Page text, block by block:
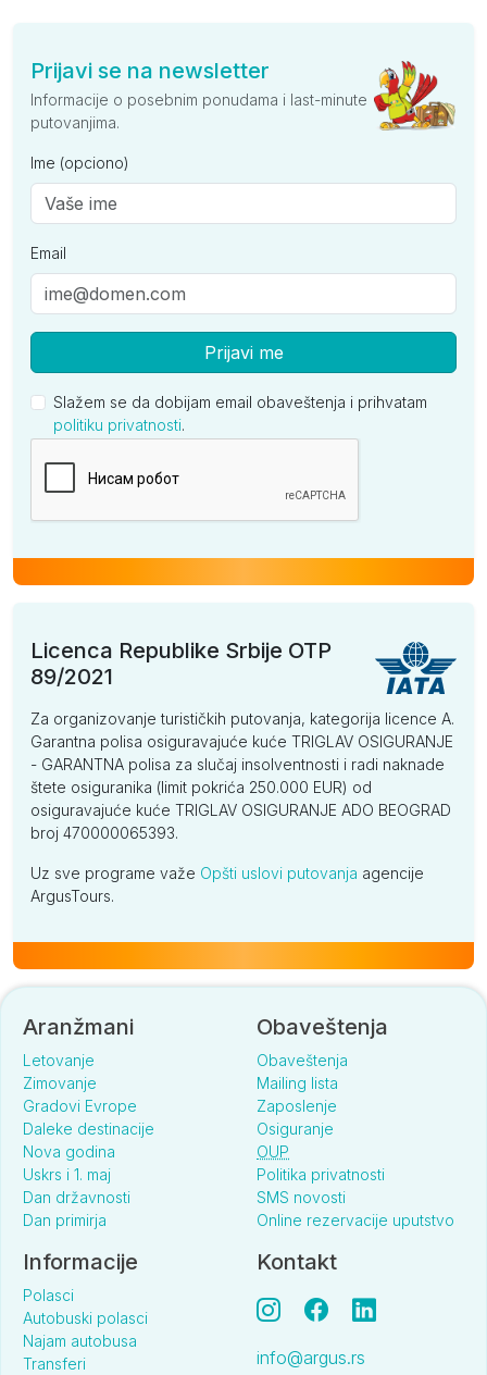
Prijavi se na newsletter
Informacije o posebnim ponudama i last-minute
putovanjima.
Ime (opciono)
Email
Prijavi me
Slažem se da dobijam email obaveštenja i prihvatam
politiku privatnosti.
Licenca Republike Srbije OTP
89/2021
Za organizovanje turističkih putovanja, kategorija licence A.
Garantna polisa osiguravajuće kuće TRIGLAV OSIGURANJE
- GARANTNA polisa za slučaj insolventnosti i radi naknade
štete osiguranika (limit pokrića 250.000 EUR) od
osiguravajuće kuće TRIGLAV OSIGURANJE ADO BEOGRAD
broj 470000065393.
Uz sve programe važe Opšti uslovi putovanja agencije
ArgusTours.
Aranžmani
Letovanje
Zimovanje
Gradovi Evrope
Daleke destinacije
Nova godina
Uskrs i 1. maj
Dan državnosti
Dan primirja
Obaveštenja
Obaveštenja
Mailing lista
Zaposlenje
Osiguranje
OUP
Politika privatnosti
SMS novosti
Online rezervacije uputstvo
Informacije
Polasci
Autobuski polasci
Najam autobusa
Transferi
Kontakt
info@argus.rs